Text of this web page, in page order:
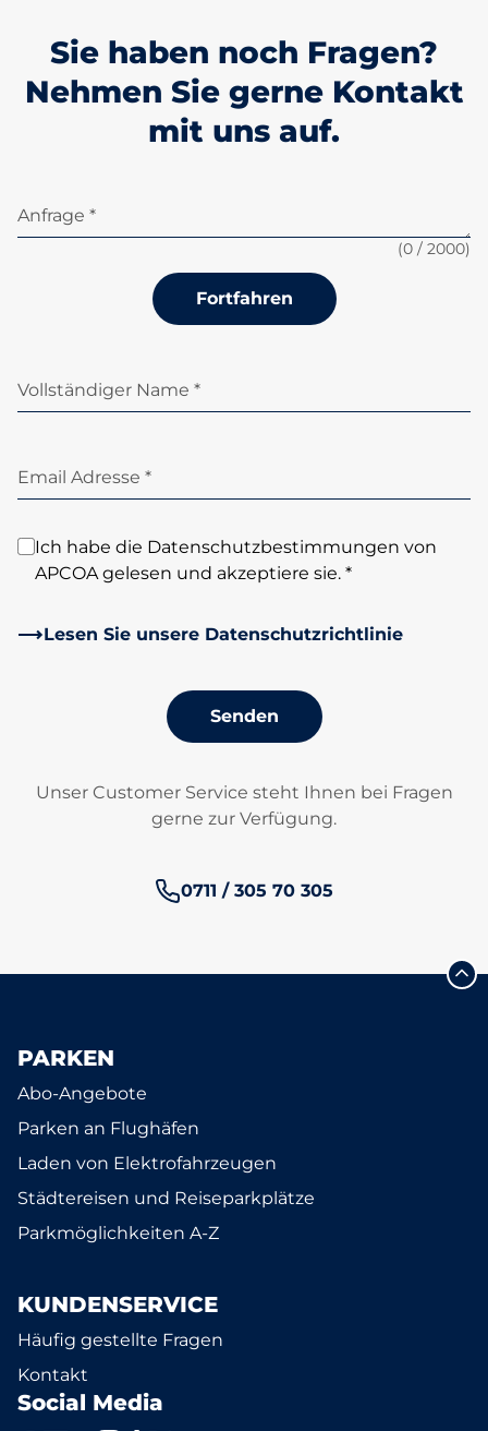
Sie haben noch Fragen?
Nehmen Sie gerne Kontakt
mit uns auf.
Anfrage *
(0 / 2000)
Fortfahren
Vollständiger Name *
Email Adresse *
Ich habe die Datenschutzbestimmungen von
APCOA gelesen und akzeptiere sie. *
Lesen Sie unsere Datenschutzrichtlinie
Senden
Unser Customer Service steht Ihnen bei Fragen
gerne zur Verfügung.
Telefonnummer:
0711 / 305 70 305
PARKEN
Abo-Angebote
Parken an Flughäfen
Laden von Elektrofahrzeugen
Städtereisen und Reiseparkplätze
Parkmöglichkeiten A-Z
KUNDENSERVICE
Häufig gestellte Fragen
Kontakt
Social Media